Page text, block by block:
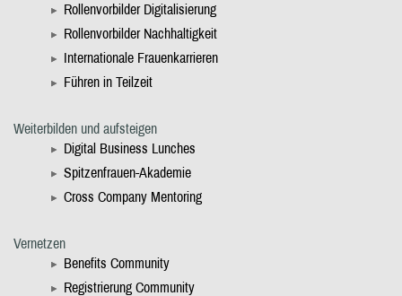
Rollenvorbilder Digitalisierung
Rollenvorbilder Nachhaltigkeit
Internationale Frauenkarrieren
Führen in Teilzeit
Weiterbilden und aufsteigen
Digital Business Lunches
Spitzenfrauen-Akademie
Cross Company Mentoring
Vernetzen
Benefits Community
Registrierung Community